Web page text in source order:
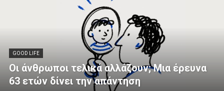
GOOD LIFE
Οι άνθρωποι τελικά αλλάζουν; Μια έρευνα
63 ετών δίνει την απάντηση